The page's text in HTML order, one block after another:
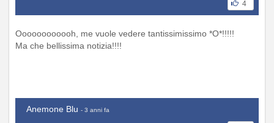
4
Oooooooooooh, me vuole vedere tantissimissimo *O*!!!!!
Ma che bellissima notizia!!!!
Anemone Blu - 3 anni fa